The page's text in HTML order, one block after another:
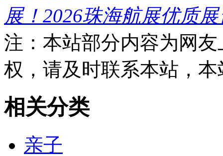
展！2026珠海航展优质
注：本站部分内容为网
权，请及时联系本站，
相关分类
亲子